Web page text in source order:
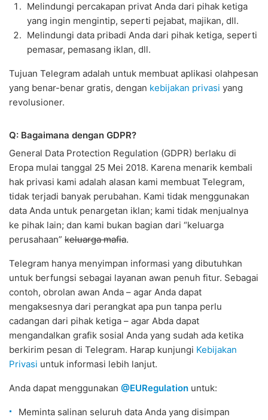
Melindungi percakapan privat Anda dari pihak ketiga
yang ingin mengintip, seperti pejabat, majikan, dll.
Melindungi data pribadi Anda dari pihak ketiga, seperti
pemasar, pemasang iklan, dll.
Tujuan Telegram adalah untuk membuat aplikasi olahpesan
yang benar-benar gratis, dengan kebijakan privasi yang
revolusioner.
Q: Bagaimana dengan GDPR?
General Data Protection Regulation (GDPR) berlaku di
Eropa mulai tanggal 25 Mei 2018. Karena menarik kembali
hak privasi kami adalah alasan kami membuat Telegram,
tidak terjadi banyak perubahan. Kami tidak menggunakan
data Anda untuk penargetan iklan; kami tidak menjualnya
ke pihak lain; dan kami bukan bagian dari “keluarga
perusahaan” keluarga mafia.
Telegram hanya menyimpan informasi yang dibutuhkan
untuk berfungsi sebagai layanan awan penuh fitur. Sebagai
contoh, obrolan awan Anda – agar Anda dapat
mengaksesnya dari perangkat apa pun tanpa perlu
cadangan dari pihak ketiga – agar Abda dapat
mengandalkan grafik sosial Anda yang sudah ada ketika
berkirim pesan di Telegram. Harap kunjungi Kebijakan
Privasi untuk informasi lebih lanjut.
Anda dapat menggunakan @EURegulation untuk:
Meminta salinan seluruh data Anda yang disimpan